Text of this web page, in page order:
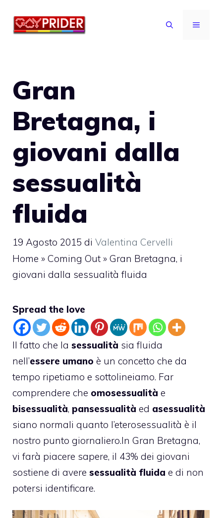
MENU
Gran
Bretagna, i
giovani dalla
sessualità
fluida
19 Agosto 2015 di Valentina Cervelli
Home » Coming Out » Gran Bretagna, i
giovani dalla sessualità fluida
Spread the love
Il fatto che la sessualità sia fluida
nell’essere umano è un concetto che da
tempo ripetiamo e sottolineiamo. Far
comprendere che omosessualità e
bisessualità, pansessualità ed asessualità
siano normali quanto l’eterosessualità è il
nostro punto giornaliero.In Gran Bretagna,
vi farà piacere sapere, il 43% dei giovani
sostiene di avere sessualità fluida e di non
potersi identificare.